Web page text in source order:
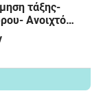
τάξης-
Ανοιχτό
καρδιές